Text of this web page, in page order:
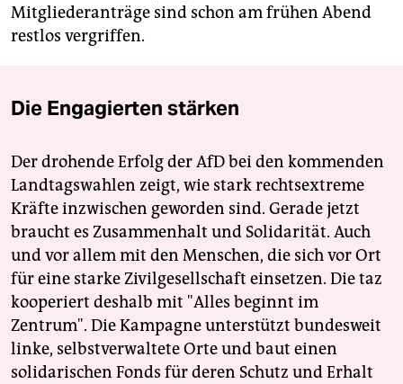
Mitgliederanträge sind schon am frühen Abend
restlos vergriffen.
Die Engagierten stärken
Der drohende Erfolg der AfD bei den kommenden
Landtagswahlen zeigt, wie stark rechtsextreme
Kräfte inzwischen geworden sind. Gerade jetzt
braucht es Zusammenhalt und Solidarität. Auch
und vor allem mit den Menschen, die sich vor Ort
für eine starke Zivilgesellschaft einsetzen. Die taz
kooperiert deshalb mit "Alles beginnt im
Zentrum". Die Kampagne unterstützt bundesweit
linke, selbstverwaltete Orte und baut einen
solidarischen Fonds für deren Schutz und Erhalt